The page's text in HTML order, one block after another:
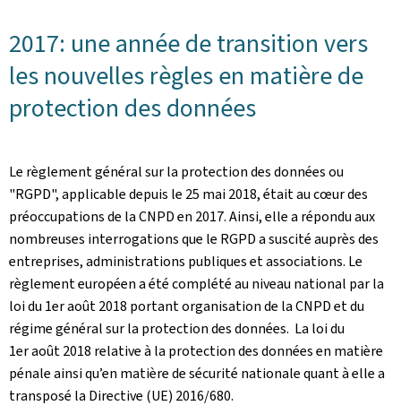
2017: une année de transition vers
les nouvelles règles en matière de
protection des données
Le règlement général sur la protection des données ou
"RGPD", applicable depuis le 25 mai 2018, était au cœur des
préoccupations de la CNPD en 2017. Ainsi, elle a répondu aux
nombreuses interrogations que le RGPD a suscité auprès des
entreprises, administrations publiques et associations. Le
règlement européen a été complété au niveau national par la
loi du 1er août 2018 portant organisation de la CNPD et du
régime général sur la protection des données. La loi du
1er août 2018 relative à la protection des données en matière
pénale ainsi qu’en matière de sécurité nationale quant à elle a
transposé la Directive (UE) 2016/680.